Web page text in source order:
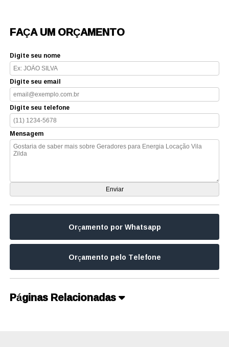
FAÇA UM ORÇAMENTO
Digite seu nome
Digite seu email
Digite seu telefone
Mensagem
Orçamento por Whatsapp
Orçamento pelo Telefone
Páginas Relacionadas